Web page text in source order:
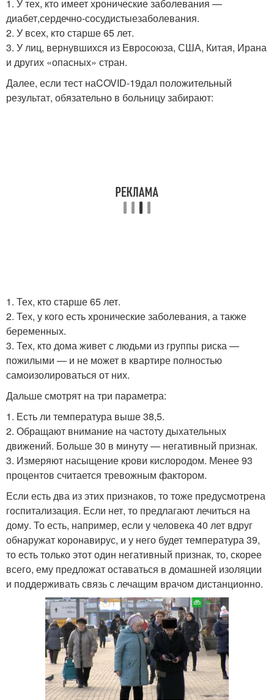
1. У тех, кто имеет хронические заболевания —
диабет,сердечно-сосудистыезаболевания.
2. У всех, кто старше 65 лет.
3. У лиц, вернувшихся из Евросоюза, США, Китая, Ирана
и других «опасных» стран.
Далее, если тест наCOVID-19дал положительный
результат, обязательно в больницу забирают:
1. Тех, кто старше 65 лет.
2. Тех, у кого есть хронические заболевания, а также
беременных.
3. Тех, кто дома живет с людьми из группы риска —
пожилыми — и не может в квартире полностью
самоизолироваться от них.
Дальше смотрят на три параметра:
1. Есть ли температура выше 38,5.
2. Обращают внимание на частоту дыхательных
движений. Больше 30 в минуту — негативный признак.
3. Измеряют насыщение крови кислородом. Менее 93
процентов считается тревожным фактором.
Если есть два из этих признаков, то тоже предусмотрена
госпитализация. Если нет, то предлагают лечиться на
дому. То есть, например, если у человека 40 лет вдруг
обнаружат коронавирус, и у него будет температура 39,
то есть только этот один негативный признак, то, скорее
всего, ему предложат оставаться в домашней изоляции
и поддерживать связь с лечащим врачом дистанционно.